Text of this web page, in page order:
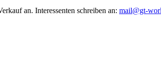
an. Interessenten schreiben an: mail@gt-